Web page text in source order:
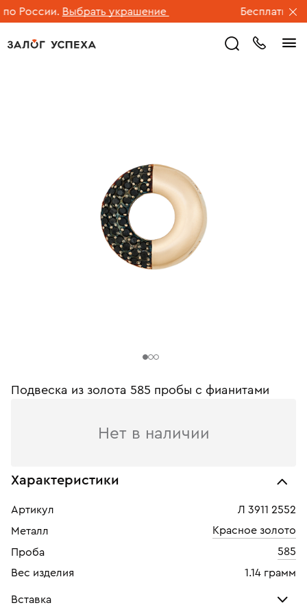
России. Выбрать украшение Бесплатная
Подвеска из золота 585 пробы с фианитами
Нет в наличии
Характеристики
Артикул
Л 3911 2552
Металл
Красное золото
Проба
585
Вес изделия
1.14 грамм
Вставка